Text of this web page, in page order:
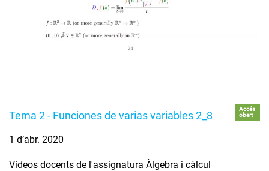
Tema 2 - Funciones de varias variables 2_8
Accés
obert
1 d’abr. 2020
Vídeos docents de l'assignatura Àlgebra i càlcul